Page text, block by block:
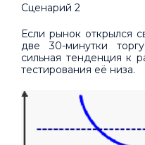
Сценарий 2
Если рынок открылся
две 30-минутки
сильная тенденция к
тестирования её низа.